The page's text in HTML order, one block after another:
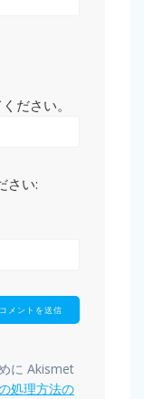
ださい。
さい:
に Akismet
処理方法の